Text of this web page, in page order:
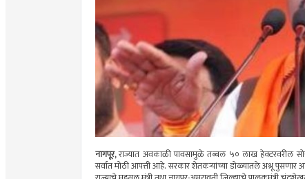
नागपूर,राज्यात अवकाळी पावसामुळे तब्बल ५० लाख हेक्टरवरील
सर्वात मोठी आपत्ती आहे. सरकार शेतकऱ्यांच्या डोळ्यातले अश्रू